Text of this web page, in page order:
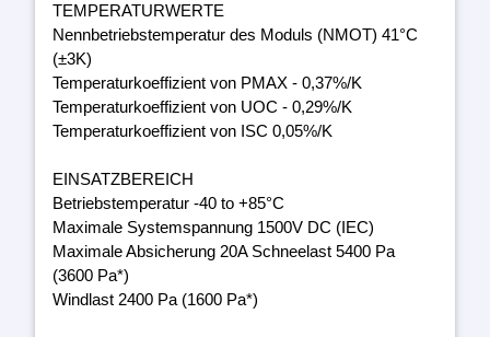
TEMPERATURWERTE
Nennbetriebstemperatur des Moduls (NMOT) 41°C
(±3K)
Temperaturkoeffizient von PMAX - 0,37%/K
Temperaturkoeffizient von UOC - 0,29%/K
Temperaturkoeffizient von ISC 0,05%/K
EINSATZBEREICH
Betriebstemperatur -40 to +85°C
Maximale Systemspannung 1500V DC (IEC)
Maximale Absicherung 20A Schneelast 5400 Pa
(3600 Pa*)
Windlast 2400 Pa (1600 Pa*)